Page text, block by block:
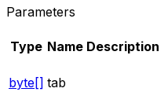
Parameters
Type Name Description
byte[] tab